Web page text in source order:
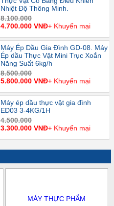
Nhiệt Độ Thông Minh.
8.100.000
4.700.000 VNĐ+ Khuyến mại
Máy Ép Dầu Gia Đình GD-08. Máy
Ép dầu Thực Vật Mini Trục Xoắn
Năng Suất 6kg/h
8.500.000
5.800.000 VNĐ+ Khuyến mại
Máy ép dầu thực vật gia đình
ED03 3-4KG/1H
4.500.000
3.300.000 VNĐ+ Khuyến mại
MÁY THỰC PHẨM